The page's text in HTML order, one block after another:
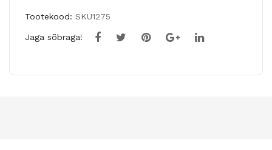
Tootekood: SKU1275
Jaga sõbraga!